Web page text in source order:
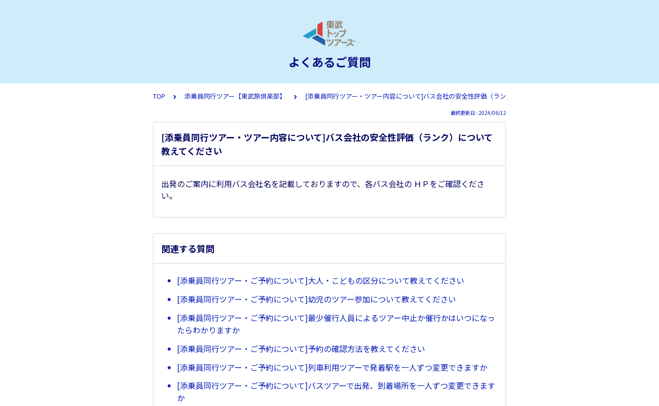
よくあるご質問
TOP 添乗員同行ツアー【東武旅倶楽部】 [添乗員同行ツアー・ツアー内容について]バス会社の安全性評価（ランク）について教えてください
最終更新日 : 2024/06/12
[添乗員同行ツアー・ツアー内容について]バス会社の安全性評価（ランク）について
教えてください
出発のご案内に利用バス会社名を記載しておりますので、各バス会社の ＨＰをご確認くださ
い。
関連する質問
[添乗員同行ツアー・ご予約について]大人・こどもの区分について教えてください
[添乗員同行ツアー・ご予約について]幼児のツアー参加について教えてください
[添乗員同行ツアー・ご予約について]最少催行人員によるツアー中止か催行かはいつになっ
たらわかりますか
[添乗員同行ツアー・ご予約について]予約の確認方法を教えてください
[添乗員同行ツアー・ご予約について]列車利用ツアーで発着駅を一人ずつ変更できますか
[添乗員同行ツアー・ご予約について]バスツアーで出発、到着場所を一人ずつ変更できます
か